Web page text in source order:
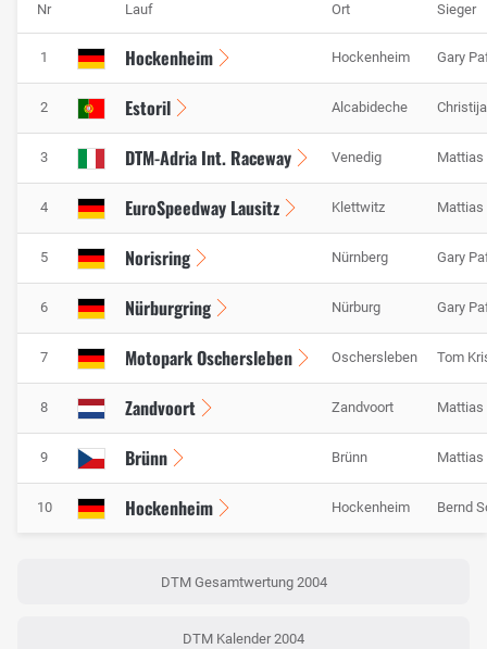
Nr Lauf Ort Sieger
1 Hockenheim Hockenheim Gary
2 Estoril Alcabideche
3 DTM-Adria Int. Raceway Venedig Mattias
4 EuroSpeedway Lausitz Klettwitz Mattias
5 Norisring Nürnberg Gary
6 Nürburgring Nürburg Gary
7 Motopark Oschersleben Oschersleben Tom
8 Zandvoort Zandvoort Mattias
9 Brünn Brünn Mattias
10 Hockenheim Hockenheim Bernd
DTM Gesamtwertung 2004
DTM Kalender 2004